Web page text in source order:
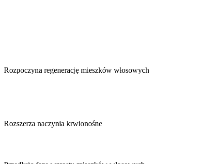
Rozpoczyna regenerację mieszków włosowych
Rozszerza naczynia krwionośne